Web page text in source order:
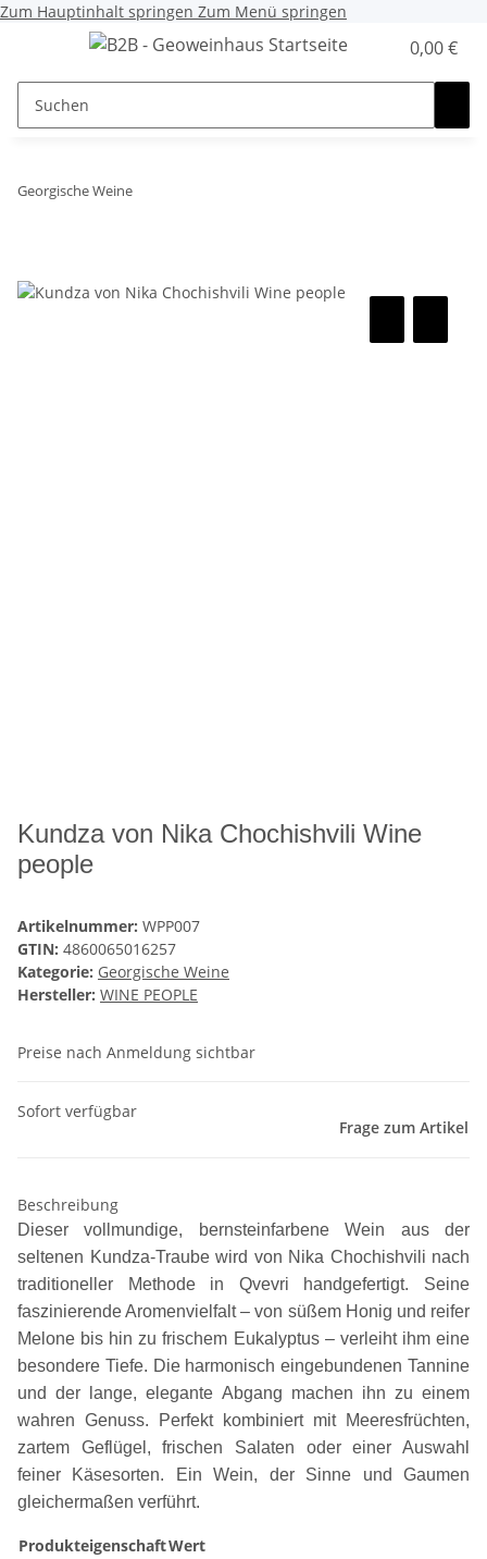
Zum Hauptinhalt springen Zum Menü springen
0,00 €
Georgische Weine
Kundza von Nika Chochishvili Wine
people
Artikelnummer: WPP007
GTIN: 4860065016257
Kategorie: Georgische Weine
Hersteller: WINE PEOPLE
Preise nach Anmeldung sichtbar
Sofort verfügbar
Frage zum Artikel
Beschreibung
Dieser vollmundige, bernsteinfarbene Wein aus der
seltenen Kundza-Traube wird von Nika Chochishvili nach
traditioneller Methode in Qvevri handgefertigt. Seine
faszinierende Aromenvielfalt – von süßem Honig und reifer
Melone bis hin zu frischem Eukalyptus – verleiht ihm eine
besondere Tiefe. Die harmonisch eingebundenen Tannine
und der lange, elegante Abgang machen ihn zu einem
wahren Genuss. Perfekt kombiniert mit Meeresfrüchten,
zartem Geflügel, frischen Salaten oder einer Auswahl
feiner Käsesorten. Ein Wein, der Sinne und Gaumen
gleichermaßen verführt.
ProdukteigenschaftWert